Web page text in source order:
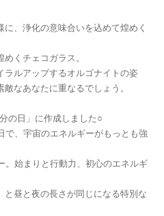
に、浄化の意味合いを込めて煌めく
くチェコガラス。
ラルアップするオルゴナイトの姿
なあなたに重なるでしょう。
の日」に作成しました○
で、宇宙のエネルギーがもっとも強
。始まりと行動力、初心のエネルギ
と昼と夜の長さが同じになる特別な